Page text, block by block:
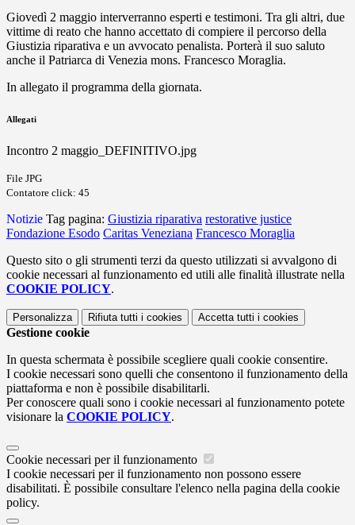
Giovedì 2 maggio interverranno esperti e testimoni. Tra gli altri, due
vittime di reato che hanno accettato di compiere il percorso della
Giustizia riparativa e un avvocato penalista. Porterà il suo saluto
anche il Patriarca di Venezia mons. Francesco Moraglia.
In allegato il programma della giornata.
Allegati
Incontro 2 maggio_DEFINITIVO.jpg
File JPG
Contatore click: 45
Notizie Tag pagina: Giustizia riparativa restorative justice
Fondazione Esodo Caritas Veneziana Francesco Moraglia
Questo sito o gli strumenti terzi da questo utilizzati si avvalgono di
cookie necessari al funzionamento ed utili alle finalità illustrate nella
COOKIE POLICY.
Personalizza Rifiuta tutti i cookies Accetta tutti i cookies
Gestione cookie
In questa schermata è possibile scegliere quali cookie consentire.
I cookie necessari sono quelli che consentono il funzionamento della
piattaforma e non è possibile disabilitarli.
Per conoscere quali sono i cookie necessari al funzionamento potete
visionare la COOKIE POLICY.
Cookie necessari per il funzionamento
I cookie necessari per il funzionamento non possono essere
disabilitati. È possibile consultare l'elenco nella pagina della cookie
policy.